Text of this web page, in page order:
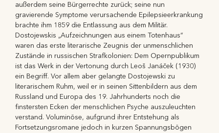
außerdem seine Bürgerrechte zurück; seine nun
gravierende Symptome verursachende Epilepsieerkrankung
brachte ihm 1859 die Entlassung aus dem Militär.
Dostojewskis „Aufzeichnungen aus einem Totenhaus“
waren das erste literarische Zeugnis der unmenschlichen
Zustände in russischen Strafkolonien: Dem Opernpublikum
ist das Werk in der Vertonung durch Leoš Janáček (1930)
ein Begriff. Vor allem aber gelangte Dostojewski zu
literarischem Ruhm, weil er in seinen Sittenbildern aus dem
Russland und Europa des 19. Jahrhunderts noch die
finstersten Ecken der menschlichen Psyche auszuleuchten
verstand. Voluminöse, aufgrund ihrer Entstehung als
Fortsetzungsromane jedoch in kurzen Spannungsbögen